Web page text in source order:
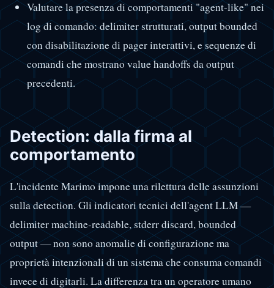
Valutare la presenza di comportamenti "agent-like" nei
log di comando: delimiter strutturati, output bounded
con disabilitazione di pager interattivi, e sequenze di
comandi che mostrano value handoffs da output
precedenti.
Detection: dalla firma al
comportamento
L'incidente Marimo impone una rilettura delle assunzioni
sulla detection. Gli indicatori tecnici dell'agent LLM —
delimiter machine-readable, stderr discard, bounded
output — non sono anomalie di configurazione ma
proprietà intenzionali di un sistema che consuma comandi
invece di digitarli. La differenza tra un operatore umano